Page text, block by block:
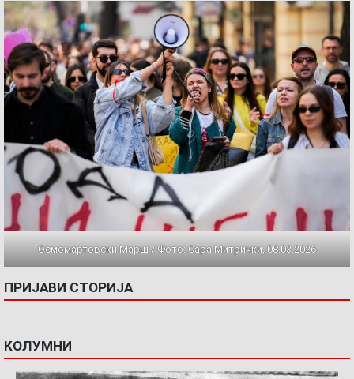
Осмомартовски Марш / Фото: Сара Митрички, 08.03.2026
ПРИЈАВИ СТОРИЈА
КОЛУМНИ